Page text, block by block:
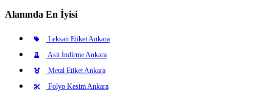
Alanında En İyisi
Leksan Etiket Ankara
Asit İndirme Ankara
Metal Etiket Ankara
Folyo Kesim Ankara